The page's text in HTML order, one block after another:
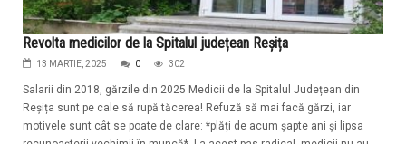
Revolta medicilor de la Spitalul județean Reșița
13 MARTIE, 2025 0 302
Salarii din 2018, gărzile din 2025 Medicii de la Spitalul Județean din
Reșița sunt pe cale să rupă tăcerea! Refuză să mai facă gărzi, iar
motivele sunt cât se poate de clare: *plăți de acum șapte ani și lipsa